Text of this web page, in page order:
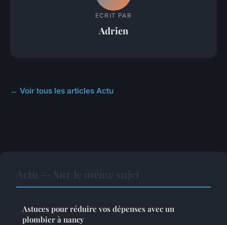
ECRIT PAR
Adrien
← Voir tous les articles Actu
Astuces pour réduire vos dépenses avec un
plombier à nancy